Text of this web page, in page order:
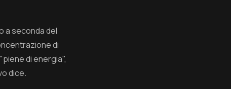
a seconda del
di
di energia",
dice.